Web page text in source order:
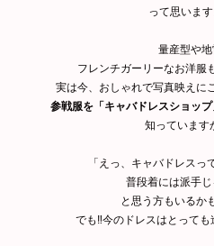
って思いま
量産型や地
フレンチガーリーなお洋
実は今、おしゃれで写真映えに
参戦服を「キャバドレスショッ
知っています
「えっ、キャバドレスっ
普段着には派手じ
と思う方もいるか
でも‼️今のドレスはとっても